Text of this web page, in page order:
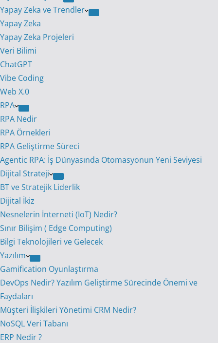
Yapay Zeka ve Trendler
Yapay Zeka
Yapay Zeka Projeleri
Veri Bilimi
ChatGPT
Vibe Coding
Web X.0
RPA
RPA Nedir
RPA Örnekleri
RPA Geliştirme Süreci
Agentic RPA: İş Dünyasında Otomasyonun Yeni Seviyesi
Dijital Strateji
BT ve Stratejik Liderlik
Dijital İkiz
Nesnelerin İnterneti (IoT) Nedir?
Sınır Bilişim ( Edge Computing)
Bilgi Teknolojileri ve Gelecek
Yazılım
Gamification Oyunlaştırma
DevOps Nedir? Yazılım Geliştirme Sürecinde Önemi ve
Faydaları
Müşteri İlişkileri Yönetimi CRM Nedir?
NoSQL Veri Tabanı
ERP Nedir ?